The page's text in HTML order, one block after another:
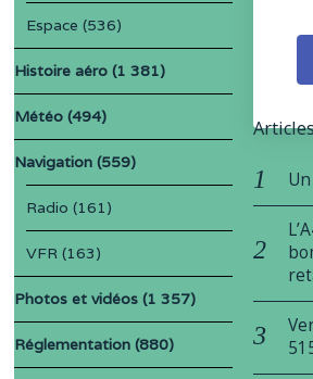
Espace (536)
Histoire aéro (1 381)
Météo (494)
Navigation (559)
Radio (161)
VFR (163)
Photos et vidéos (1 357)
Réglementation (880)